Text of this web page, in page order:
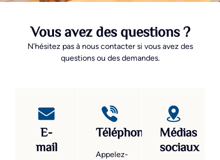
Vous avez des questions ?
N’hésitez pas à nous contacter si vous avez des
questions ou des demandes.
E-
mail
Téléphone
Appelez-
Médias
sociaux